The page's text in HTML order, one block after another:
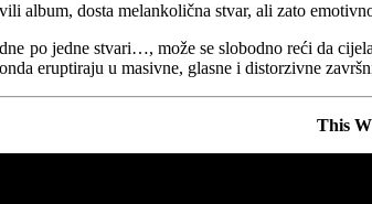
album, dosta melankolična stvar, ali zato
po jedne stvari…, može se slobodno reći da
eruptiraju u masivne, glasne i distorzivne
This